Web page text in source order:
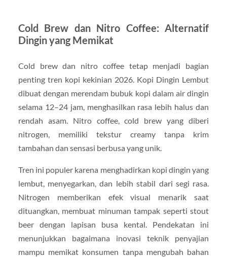
Cold Brew dan Nitro Coffee: Alternatif
Dingin yang Memikat
Cold brew dan nitro coffee tetap menjadi bagian
penting tren kopi kekinian 2026. Kopi Dingin Lembut
dibuat dengan merendam bubuk kopi dalam air dingin
selama 12–24 jam, menghasilkan rasa lebih halus dan
rendah asam. Nitro coffee, cold brew yang diberi
nitrogen, memiliki tekstur creamy tanpa krim
tambahan dan sensasi berbusa yang unik.
Tren ini populer karena menghadirkan kopi dingin yang
lembut, menyegarkan, dan lebih stabil dari segi rasa.
Nitrogen memberikan efek visual menarik saat
dituangkan, membuat minuman tampak seperti stout
beer dengan lapisan busa kental. Pendekatan ini
menunjukkan bagaimana inovasi teknik penyajian
mampu memikat konsumen tanpa mengubah bahan